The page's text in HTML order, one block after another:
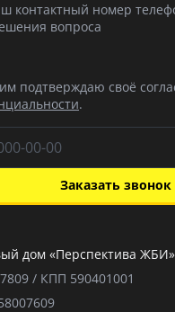
контактный номер
вопроса
подтверждаю своё
.
Заказать звонок
дом «Перспектива ЖБИ»
/ КПП 590401001